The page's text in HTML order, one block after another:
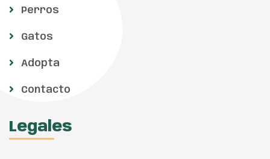
Perros
Gatos
Adopta
Contacto
Legales